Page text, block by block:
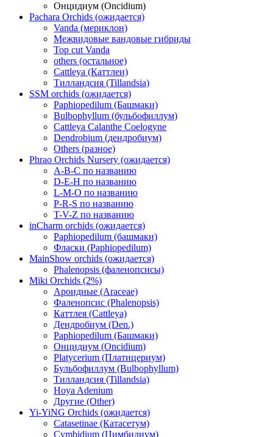
Онцидиум (Oncidium)
Pachara Orchids (ожидается)
Vanda (мериклон)
Межвидовые вандовые гибриды
Top cut Vanda
others (остальное)
Cattleya (Каттлеи)
Тилландсия (Tillandsia)
SSM orchids (ожидается)
Paphiopedilum (Башмаки)
Bulbophyllum (бульбофиллум)
Cattleya Calanthe Coelogyne
Dendrobium (дендробиум)
Others (разное)
Phrao Orchids Nursery (ожидается)
A-B-C по названию
D-E-H по названию
L-M-O по названию
P-R-S по названию
T-V-Z по названию
inCharm orchids (ожидается)
Paphiopedilum (башмаки)
Фласки (Paphiopedilum)
MainShow orchids (ожидается)
Phalenopsis (фаленопсисы)
Miki Orchids (2%)
Ароидные (Araceae)
Фаленопсис (Phalenopsis)
Каттлея (Cattleya)
Дендробиум (Den.)
Paphiopedilum (Башмаки)
Онцидиум (Oncidium)
Platycerium (Платицериум)
Бульбофиллум (Bulbophyllum)
Тилландсия (Tillandsia)
Hoya Adenium
Другие (Other)
Yi-YiNG Orchids (ожидается)
Catasetinae (Катасетум)
Cymbidium (Цимбидиум)